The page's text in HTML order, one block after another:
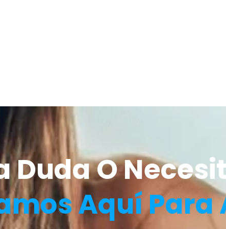
Duda O
Aquí